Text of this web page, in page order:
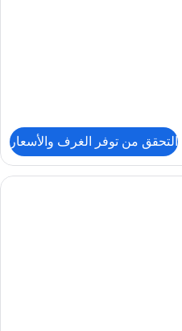
التحقق من توفر الغرف والأسعار
أغطية فراش متميزة وميني بار وخزنة